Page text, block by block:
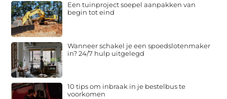
Een tuinproject soepel aanpakken van
begin tot eind
Wanneer schakel je een spoedslotenmaker
in? 24/7 hulp uitgelegd
10 tips om inbraak in je bestelbus te
voorkomen